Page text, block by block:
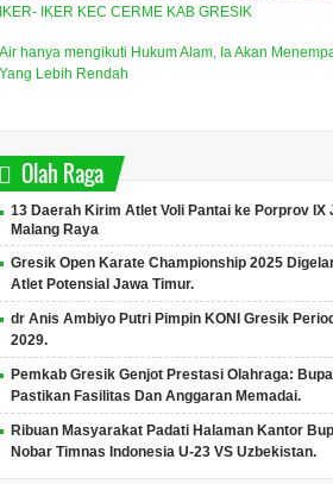
IKER- IKER KEC CERME KAB GRESIK
Air hanya mengikuti Hukum Alam, Ia Akan
Yang Lebih Rendah
Olah Raga
13 Daerah Kirim Atlet Voli Pantai ke Porprov IX
Malang Raya
Gresik Open Karate Championship 2025
Atlet Potensial Jawa Timur.
dr Anis Ambiyo Putri Pimpin KONI Gresik
2029.
Pemkab Gresik Genjot Prestasi Olahraga:
Pastikan Fasilitas Dan Anggaran Memadai.
Ribuan Masyarakat Padati Halaman Kantor
Nobar Timnas Indonesia U-23 VS Uzbekistan.